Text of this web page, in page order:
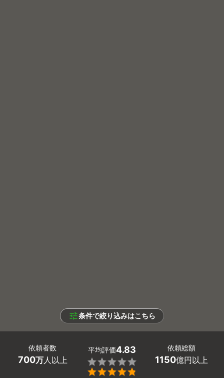
条件で絞り込みはこちら
依頼者数
700万人以上
平均評価4.83


依頼総額
1150億円以上